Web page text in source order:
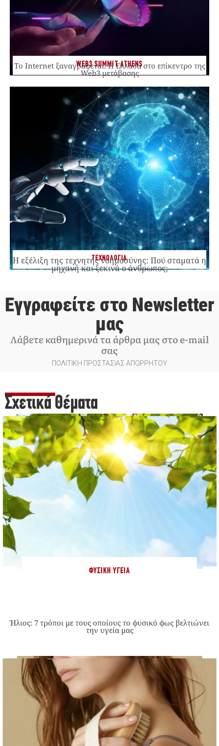
WEB3 SUMMIT ATHENS
Το Internet ξαναγράφεται. Η Ελλάδα στο επίκεντρο της
Web3 μετάβασης
ΤΕΧΝΟΛΟΓΙΑ
Η εξέλιξη της τεχνητής νοημοσύνης: Πού σταματά η
μηχανή και ξεκινά ο άνθρωπος;
Εγγραφείτε στο Newsletter
μας
Λάβετε καθημερινά τα άρθρα μας στο e-mail
σας
ΠΟΛΙΤΙΚΗ ΠΡΟΣΤΑΣΙΑΣ ΑΠΟΡΡΗΤΟΥ
Σχετικά Θέματα
ΦΥΣΙΚΉ ΥΓΕΊΑ
Ήλιος: 7 τρόποι με τους οποίους το φυσικό φως βελτιώνει
την υγεία μας